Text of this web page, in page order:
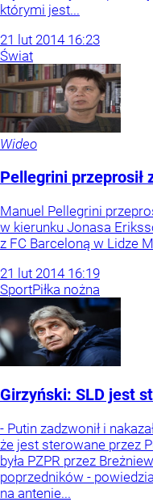
którymi jest...
21 lut 2014 16:23
Świat
Wideo
Pellegrini przeprosił
Manuel Pellegrini
w kierunku Jonasa
z FC Barceloną w Lidze
21 lut 2014 16:19
SportPiłka nożna
Girzyński: SLD jest
- Putin zadzwonił i
że jest sterowane przez
była PZPR przez
poprzedników -
na antenie...